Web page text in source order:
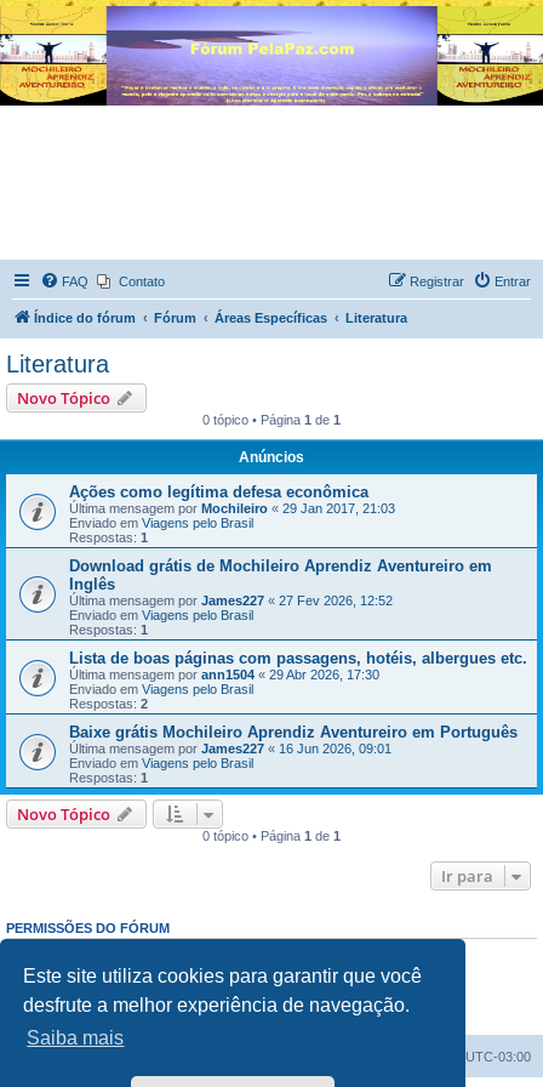
Este site utiliza cookies para garantir que você
desfrute a melhor experiência de navegação.
Saiba mais
FAQ Contato Entrar
Registrar
Índice do fórum Fórum Áreas Específicas Literatura
Literatura
Novo Tópico
0 tópico • Página 1 de 1
Anúncios
Ações como legítima defesa econômica
Última mensagem por Mochileiro « 29 Jan 2017, 21:03
Enviado em Viagens pelo Brasil
Respostas: 1
Download grátis de Mochileiro Aprendiz Aventureiro em
Inglês
Última mensagem por James227 « 27 Fev 2026, 12:52
Enviado em Viagens pelo Brasil
Respostas: 1
Lista de boas páginas com passagens, hotéis, albergues etc.
Última mensagem por ann1504 « 29 Abr 2026, 17:30
Enviado em Viagens pelo Brasil
Respostas: 2
Baixe grátis Mochileiro Aprendiz Aventureiro em Português
Última mensagem por James227 « 16 Jun 2026, 09:01
Enviado em Viagens pelo Brasil
Respostas: 1
Novo Tópico
0 tópico • Página 1 de 1
Ir para
PERMISSÕES DO FÓRUM
Responder mensagens:
Proibido
Editar mensagens:Proibido
Excluir mensagens:Proibido
UTC-03:00